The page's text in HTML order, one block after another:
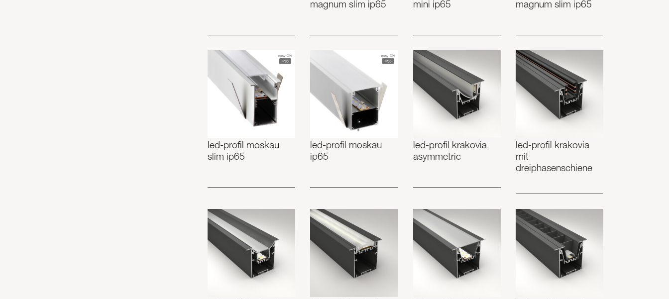
magnum slim ip65
mini ip65
magnum slim ip65
led-profil moskau
slim ip65
led-profil moskau
ip65
led-profil krakovia
asymmetric
led-profil krakovia
mit
dreiphasenschiene